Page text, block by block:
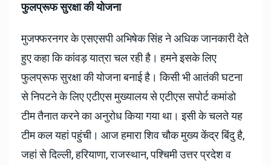
फुलप्रूफ सुरक्षा की योजना
मुजफ्फरनगर के एसएसपी अभिषेक सिंह ने अधिक जानकारी देते
हुए कहा कि कांवड़ यात्रा चल रही है। हमने इसके लिए
फुलप्रूफ सुरक्षा की योजना बनाई है। किसी भी आतंकी घटना
से निपटने के लिए एटीएस मुख्यालय से एटीएस सपोर्ट कमांडो
टीम तैनात करने का अनुरोध किया गया था। इसी के चलते यह
टीम कल यहां पहुंची। आज हमारा शिव चौक मुख्य केंद्र बिंदु है,
जहां से दिल्ली, हरियाणा, राजस्थान, पश्चिमी उत्तर प्रदेश व